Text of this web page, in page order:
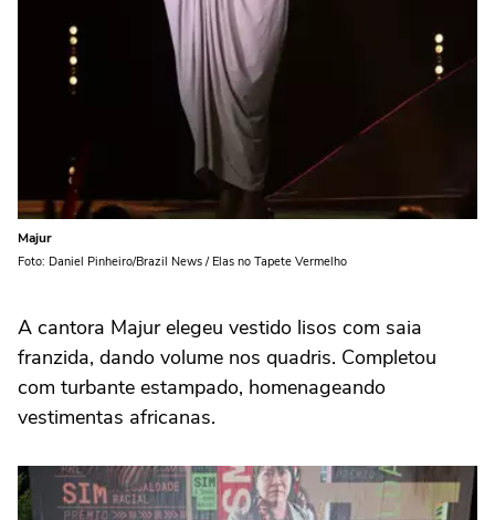
Majur
Foto: Daniel Pinheiro/Brazil News / Elas no Tapete Vermelho
A cantora Majur elegeu vestido lisos com saia
franzida, dando volume nos quadris. Completou
com turbante estampado, homenageando
vestimentas africanas.